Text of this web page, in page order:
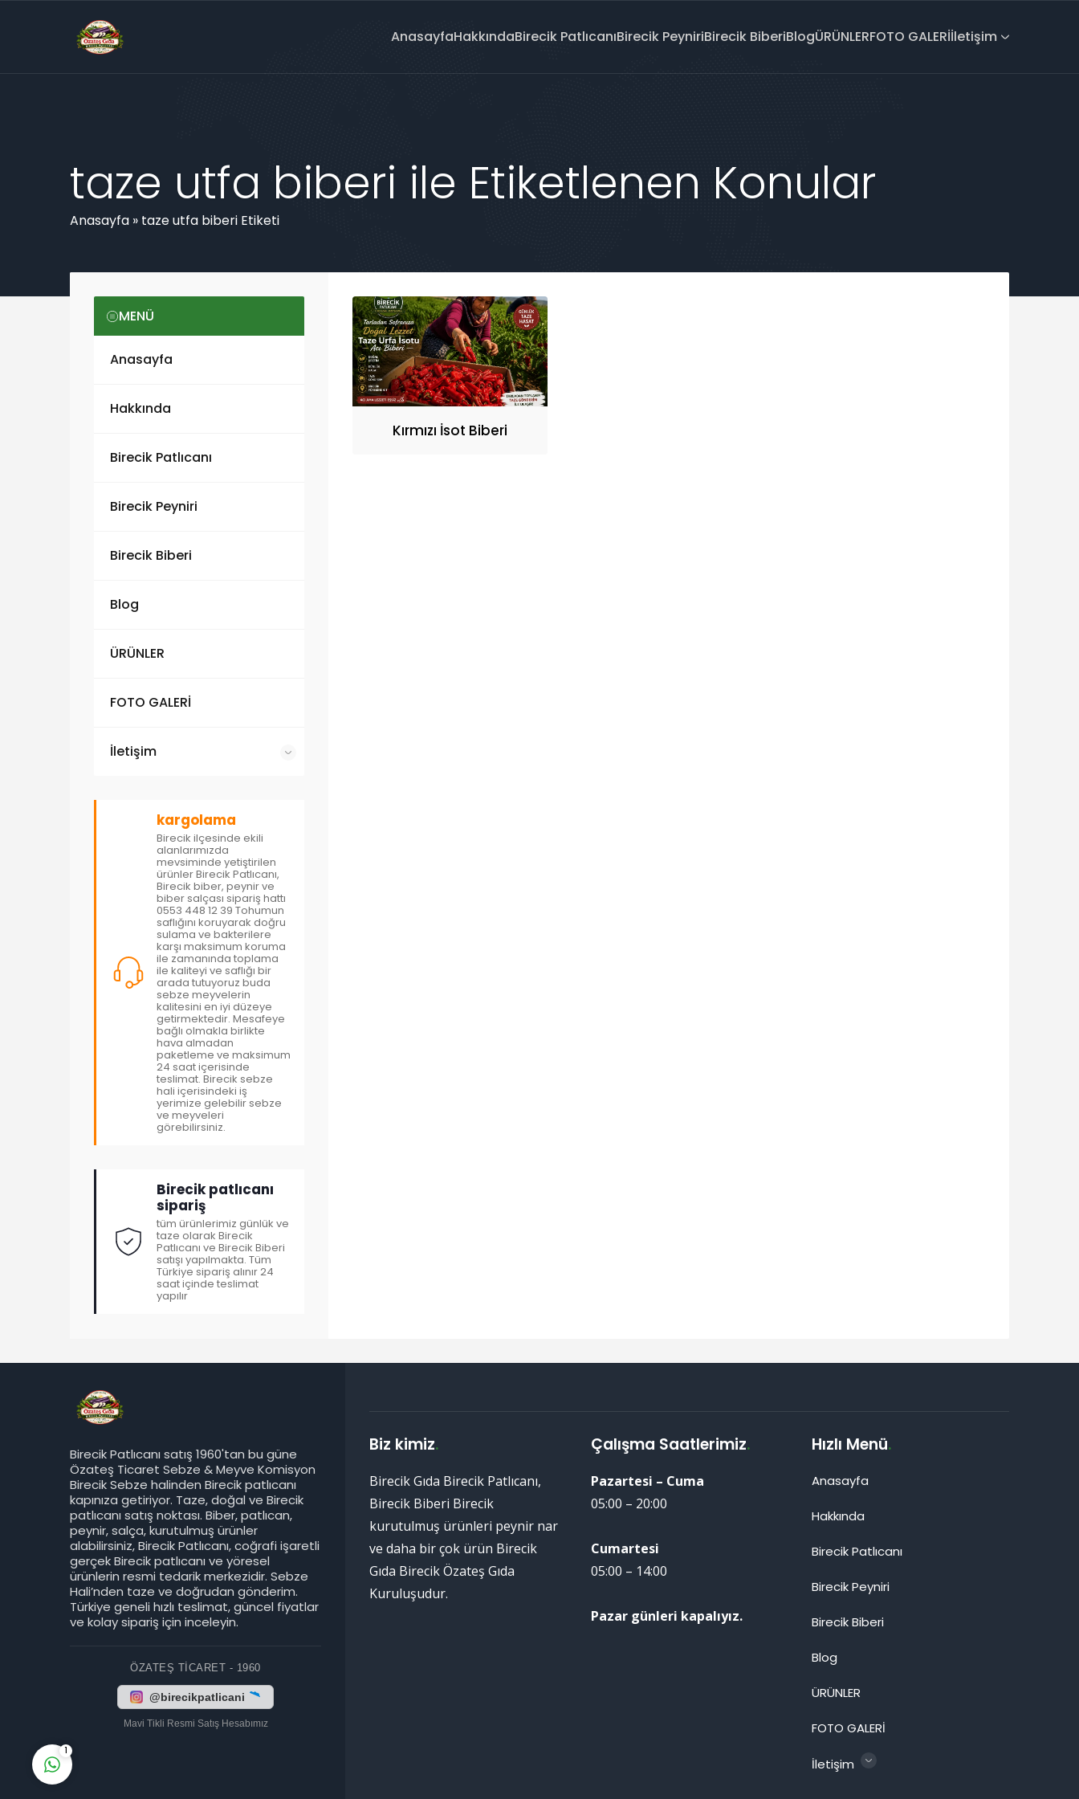
AnasayfaHakkındaBirecik PatlıcanıBirecik PeyniriBirecik BiberiBlogÜRÜNLERFOTO GALERİİletişim
taze utfa biberi ile Etiketlenen Konular
Anasayfa » taze utfa biberi Etiketi
Kırmızı İsot Biberi
MENÜ
Anasayfa
Hakkında
Birecik Patlıcanı
Birecik Peyniri
Birecik Biberi
Blog
ÜRÜNLER
FOTO GALERİ
İletişim
kargolama
Birecik ilçesinde ekili
alanlarımızda
mevsiminde yetiştirilen
ürünler Birecik Patlıcanı,
Birecik biber, peynir ve
biber salçası sipariş hattı
0553 448 12 39 Tohumun
saflığını koruyarak doğru
sulama ve bakterilere
karşı maksimum koruma
ile zamanında toplama
ile kaliteyi ve saflığı bir
arada tutuyoruz buda
sebze meyvelerin
kalitesini en iyi düzeye
getirmektedir. Mesafeye
bağlı olmakla birlikte
hava almadan
paketleme ve maksimum
24 saat içerisinde
teslimat. Birecik sebze
hali içerisindeki iş
yerimize gelebilir sebze
ve meyveleri
görebilirsiniz.
Birecik patlıcanı
sipariş
tüm ürünlerimiz günlük ve
taze olarak Birecik
Patlıcanı ve Birecik Biberi
satışı yapılmakta. Tüm
Türkiye sipariş alınır 24
saat içinde teslimat
yapılır
Birecik Patlıcanı satış 1960'tan bu güne
Özateş Ticaret Sebze & Meyve Komisyon
Birecik Sebze halinden Birecik patlıcanı
kapınıza getiriyor. Taze, doğal ve Birecik
patlıcanı satış noktası. Biber, patlıcan,
peynir, salça, kurutulmuş ürünler
alabilirsiniz, Birecik Patlıcanı, coğrafi işaretli
gerçek Birecik patlıcanı ve yöresel
ürünlerin resmi tedarik merkezidir. Sebze
Hali’nden taze ve doğrudan gönderim.
Türkiye geneli hızlı teslimat, güncel fiyatlar
ve kolay sipariş için inceleyin.
ÖZATEŞ TICARET - 1960
@birecikpatlicani
Mavi Tikli Resmi Satış Hesabımız
Biz kimiz.
Birecik Gıda Birecik Patlıcanı,
Birecik Biberi Birecik
kurutulmuş ürünleri peynir nar
ve daha bir çok ürün Birecik
Gıda Birecik Özateş Gıda
Kuruluşudur.
Çalışma Saatlerimiz.
Pazartesi – Cuma
05:00 – 20:00
Cumartesi
05:00 – 14:00
Pazar günleri kapalıyız.
Hızlı Menü.
Anasayfa
Hakkında
Birecik Patlıcanı
Birecik Peyniri
Birecik Biberi
Blog
ÜRÜNLER
FOTO GALERİ
İletişim
Birecik Patlıcanı
Cevap Yaz
1